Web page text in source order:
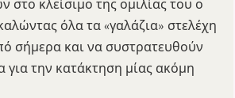
στο κλείσιμο της ομιλίας του ο
όλα τα «γαλάζια» στελέχη
σήμερα και να συστρατευθούν
για την κατάκτηση μίας ακόμη